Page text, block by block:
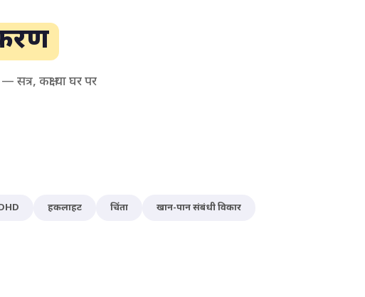
कक्षा या घर पर
हकलाहट चिंता खान-पान संबंधी विकार